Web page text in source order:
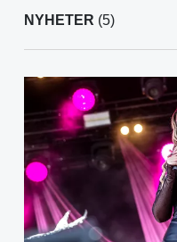
NYHETER (5)